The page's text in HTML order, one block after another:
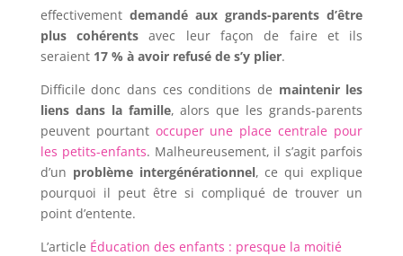
effectivement demandé aux grands-parents d’être
plus cohérents avec leur façon de faire et ils
seraient 17 % à avoir refusé de s’y plier.
Difficile donc dans ces conditions de maintenir les
liens dans la famille, alors que les grands-parents
peuvent pourtant occuper une place centrale pour
les petits-enfants. Malheureusement, il s’agit parfois
d’un problème intergénérationnel, ce qui explique
pourquoi il peut être si compliqué de trouver un
point d’entente.
L’article Éducation des enfants : presque la moitié